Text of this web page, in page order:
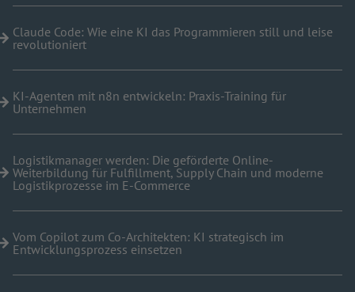
Claude Code: Wie eine KI das Programmieren still und leise
revolutioniert
KI-Agenten mit n8n entwickeln: Praxis-Training für
Unternehmen
Logistikmanager werden: Die geförderte Online-
Weiterbildung für Fulfillment, Supply Chain und moderne
Logistikprozesse im E-Commerce
Vom Copilot zum Co-Architekten: KI strategisch im
Entwicklungsprozess einsetzen